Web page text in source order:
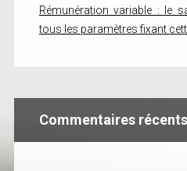
Rémunération variable : le
tous les paramètres fixant
Commentaires récents